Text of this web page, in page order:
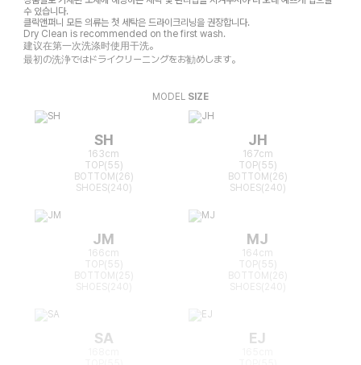
수 있습니다.
클릭앤퍼니 모든 의류는 첫 세탁은 드라이크리닝을 권장합니다.
Dry Clean is recommended on the first wash.
建议在第一次洗涤时使用干洗。
最初の洗浄ではドライクリーニングをお勧めします。
MODEL SIZE
SH
163cm
TOP(55)
BOTTOM(26)
SHOES(240)
JH
167cm
TOP(55)
BOTTOM(26)
SHOES(240)
JM
166cm
TOP(55)
BOTTOM(25)
MJ
164cm
TOP(55)
BOTTOM(26)
SA EJ